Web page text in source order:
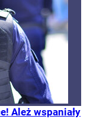
Ależ wspaniały